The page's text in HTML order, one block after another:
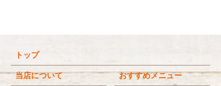
k
トップ
当店について おすすめメニュー